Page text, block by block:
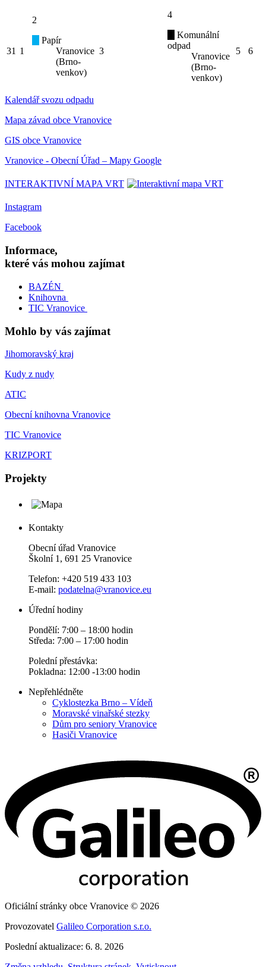
31 1
2
Papír
Vranovice
(Brno-
venkov)
3
4
Komunální
odpad
Vranovice
(Brno-
venkov)
5 6
Kalendář svozu odpadu
Mapa závad obce Vranovice
GIS obce Vranovice
Vranovice - Obecní Úřad – Mapy Google
INTERAKTIVNÍ MAPA VRT
Instagram
Facebook
Informace,
které vás mohou zajímat
BAZÉN
Knihovna
TIC Vranovice
Mohlo by vás zajímat
Jihomoravský kraj
Kudy z nudy
ATIC
Obecní knihovna Vranovice
TIC Vranovice
KRIZPORT
Projekty
Kontakty
Obecní úřad Vranovice
Školní 1, 691 25 Vranovice
Telefon: +420 519 433 103
E-mail: podatelna@vranovice.eu
Úřední hodiny
Pondělí: 7:00 – 18:00 hodin
Středa: 7:00 – 17:00 hodin
Polední přestávka:
Pokladna: 12:00 -13:00 hodin
Nepřehlédněte
Cyklostezka Brno – Vídeň
Moravské vinařské stezky
Dům pro seniory Vranovice
Hasiči Vranovice
Oficiální stránky obce Vranovice © 2026
Provozovatel Galileo Corporation s.r.o.
Poslední aktualizace: 6. 8. 2026